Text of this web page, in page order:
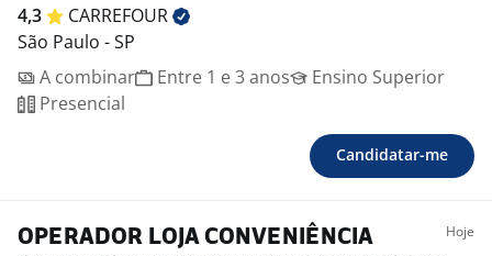
4,3
CARREFOUR
São Paulo - SP
A combinar
Entre 1 e 3 anos
Ensino Superior
Presencial
Candidatar-me
OPERADOR LOJA CONVENIÊNCIA
Hoje